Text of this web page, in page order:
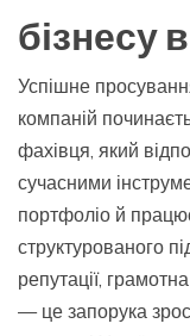
бізнесу
Успішне
компаній
фахівця, який
сучасними
портфоліо й
структурованого
репутації,
— це запорука